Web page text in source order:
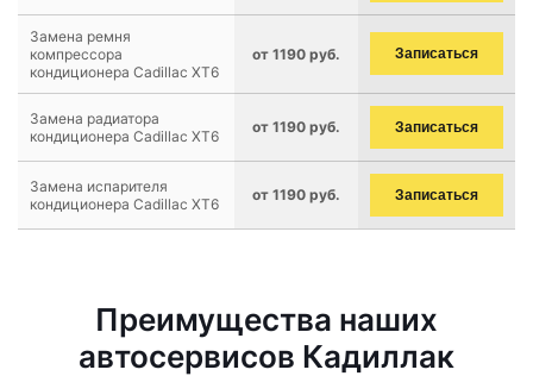
Замена ремня
компрессора
кондиционера Cadillac XT6
от 1190 руб. Записаться
Замена радиатора
кондиционера Cadillac XT6
от 1190 руб. Записаться
Замена испарителя
кондиционера Cadillac XT6
от 1190 руб. Записаться
Преимущества наших
автосервисов Кадиллак